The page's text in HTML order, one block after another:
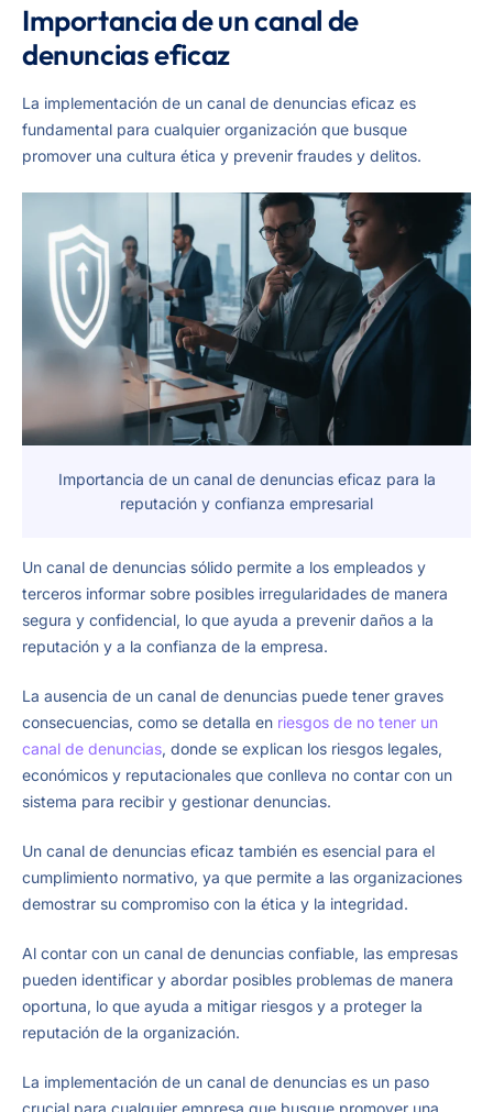
Importancia de un canal de
denuncias eficaz
La implementación de un canal de denuncias eficaz es
fundamental para cualquier organización que busque
promover una cultura ética y prevenir fraudes y delitos.
Importancia de un canal de denuncias eficaz para la
reputación y confianza empresarial
Un canal de denuncias sólido permite a los empleados y
terceros informar sobre posibles irregularidades de manera
segura y confidencial, lo que ayuda a prevenir daños a la
reputación y a la confianza de la empresa.
La ausencia de un canal de denuncias puede tener graves
consecuencias, como se detalla en riesgos de no tener un
canal de denuncias, donde se explican los riesgos legales,
económicos y reputacionales que conlleva no contar con un
sistema para recibir y gestionar denuncias.
Un canal de denuncias eficaz también es esencial para el
cumplimiento normativo, ya que permite a las organizaciones
demostrar su compromiso con la ética y la integridad.
Al contar con un canal de denuncias confiable, las empresas
pueden identificar y abordar posibles problemas de manera
oportuna, lo que ayuda a mitigar riesgos y a proteger la
reputación de la organización.
La implementación de un canal de denuncias es un paso
crucial para cualquier empresa que busque promover una